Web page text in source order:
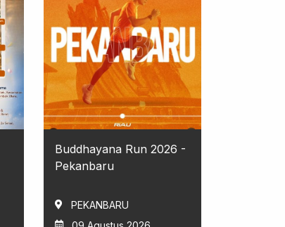
Buddhayana Run 2026 -
Pekanbaru
PEKANBARU